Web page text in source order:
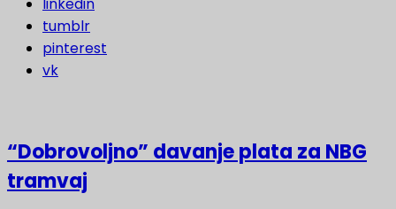
tumblr
pinterest
vk
“Dobrovoljno” davanje plata za NBG
tramvaj